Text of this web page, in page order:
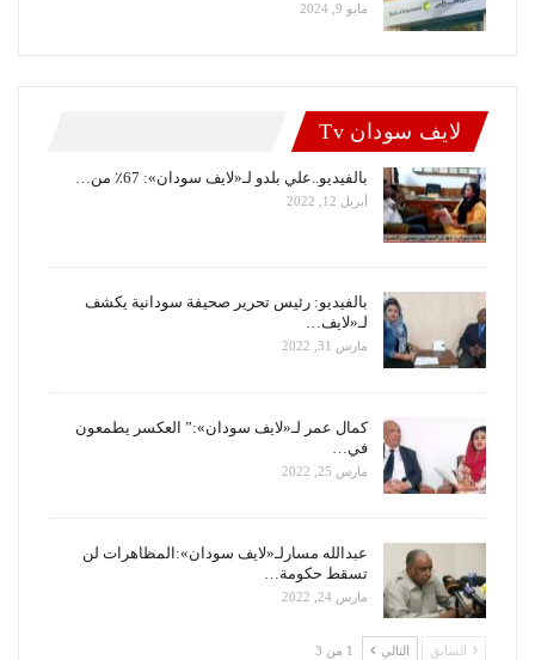
مايو 9, 2024
لايف سودان Tv
بالفيديو..علي بلدو لـ«لايف سودان»: 67٪ من…
أبريل 12, 2022
بالفيديو: رئيس تحرير صحيفة سودانية يكشف
لـ«لايف…
مارس 31, 2022
كمال عمر لـ«لايف سودان»:” العكسر يطمعون
في…
مارس 25, 2022
عبدالله مسارلـ«لايف سودان»:المظاهرات لن
تسقط حكومة…
مارس 24, 2022
السابق التالي 1 من 3